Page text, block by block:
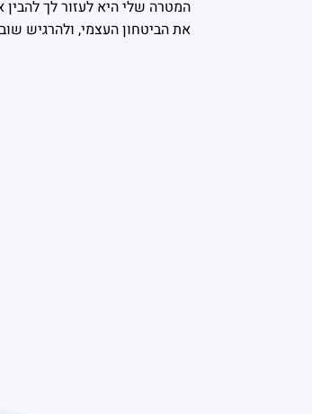
המטרה שלי היא לעזור לך
את הביטחון העצמי, ולהרגיש